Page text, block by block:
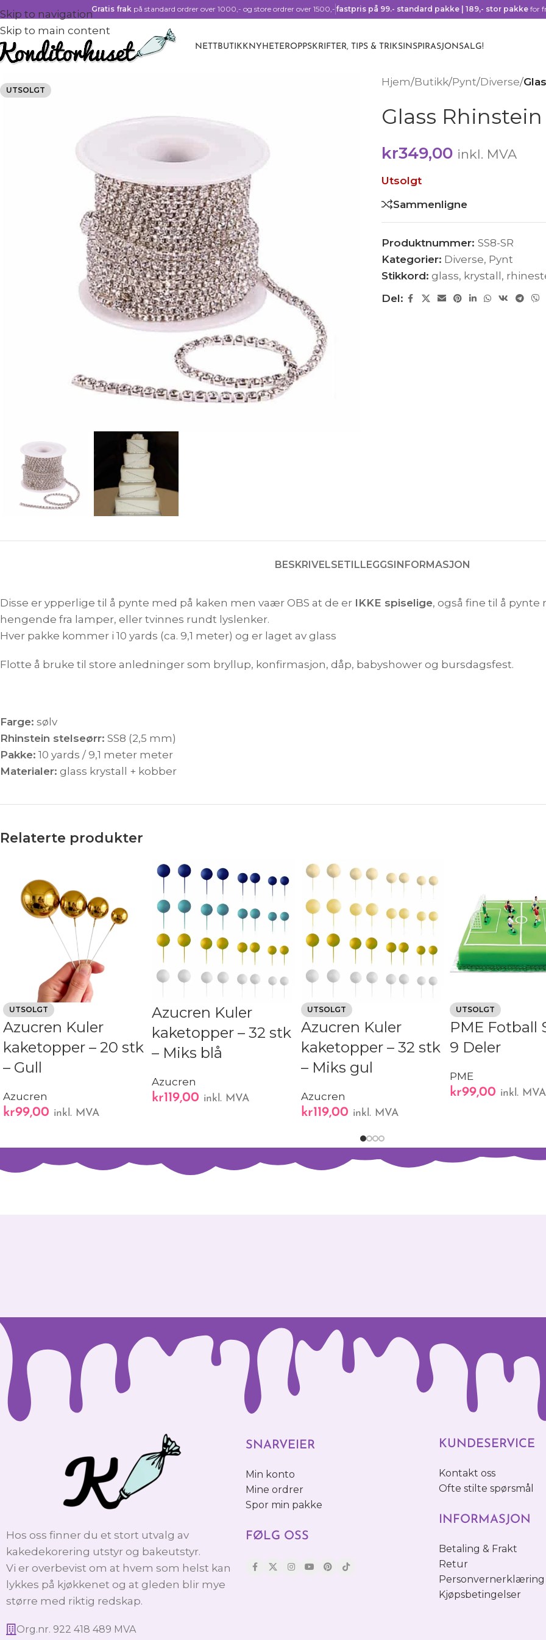
Skip to navigation
Skip to main content
Gratis frak på standard ordrer over 1000,- og store ordrer over 1500,- fastpris på 99.- standard pakke | 189,- stor pakke for
NETTBUTIKK NYHETEROPPSKRIFTER, TIPS & TRIKS INSPIRASJON SALG!
UTSOLGT
Hjem/Butikk/Pynt/Diverse/
Glass Rhinstein
kr349,00 inkl. MVA
Utsolgt
Sammenligne
Produktnummer: SS8-SR
Kategorier: Diverse, Pynt
Stikkord: glass, krystall ,
Del:
BESKRIVELSETILLEGGSINFORMASJON
Disse er ypperlige til å pynte med på kaken men vaær OBS at de er IKKE spiselige, også fine til å pynte
hengende fra lamper, eller tvinnes rundt lyslenker.
Hver pakke kommer i 10 yards (ca. 9,1 meter) og er laget av glass
Flotte å bruke til store anledninger som bryllup, konfirmasjon, dåp, babyshower og bursdagsfest.
Farge: sølv
Rhinstein stelseørr: SS8 (2,5 mm)
Pakke: 10 yards / 9,1 meter meter
Materialer: glass krystall + kobber
Relaterte produkter
UTSOLGT
Azucren Kuler
kaketopper – 20 stk
– Gull
Azucren
kr99,00 inkl. MVA
Azucren Kuler
kaketopper – 32 stk
– Miks blå
Azucren
kr119,00 inkl. MVA
UTSOLGT
Azucren Kuler
kaketopper – 32 stk
– Miks gul
Azucren
kr119,00 inkl. MVA
UTSOLGT
PME Fotball
9 Deler
PME
kr99,00 inkl. MVA
Hos oss finner du et stort utvalg av
kakedekorering utstyr og bakeutstyr.
Vi er overbevist om at hvem som helst kan
lykkes på kjøkkenet og at gleden blir mye
større med riktig redskap.
Org.nr. 922 418 489 MVA
SNARVEIER
Min konto
Mine ordrer
Spor min pakke
FØLG OSS
KUNDESERVICE
Kontakt oss
Ofte stilte spørsmål
INFORMASJON
Betaling & Frakt
Retur
Personvernerklæring
Kjøpsbetingelser